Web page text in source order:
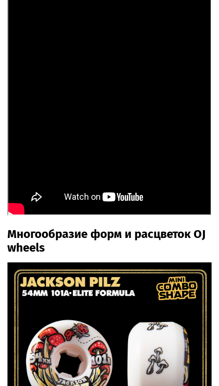
Многообразие форм и расцветок OJ
wheels